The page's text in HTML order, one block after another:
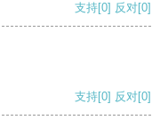
支持[0] 反对[0]
支持[0] 反对[0]